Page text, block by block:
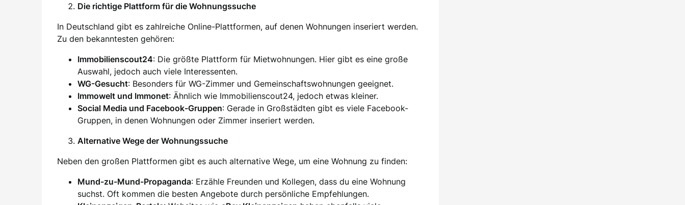
Die richtige Plattform für die Wohnungssuche
In Deutschland gibt es zahlreiche Online-Plattformen, auf denen Wohnungen inseriert werden.
Zu den bekanntesten gehören:
Immobilienscout24: Die größte Plattform für Mietwohnungen. Hier gibt es eine große
Auswahl, jedoch auch viele Interessenten.
WG-Gesucht: Besonders für WG-Zimmer und Gemeinschaftswohnungen geeignet.
Immowelt und Immonet: Ähnlich wie Immobilienscout24, jedoch etwas kleiner.
Social Media und Facebook-Gruppen: Gerade in Großstädten gibt es viele Facebook-
Gruppen, in denen Wohnungen oder Zimmer inseriert werden.
Alternative Wege der Wohnungssuche
Neben den großen Plattformen gibt es auch alternative Wege, um eine Wohnung zu finden:
Mund-zu-Mund-Propaganda: Erzähle Freunden und Kollegen, dass du eine Wohnung
suchst. Oft kommen die besten Angebote durch persönliche Empfehlungen.